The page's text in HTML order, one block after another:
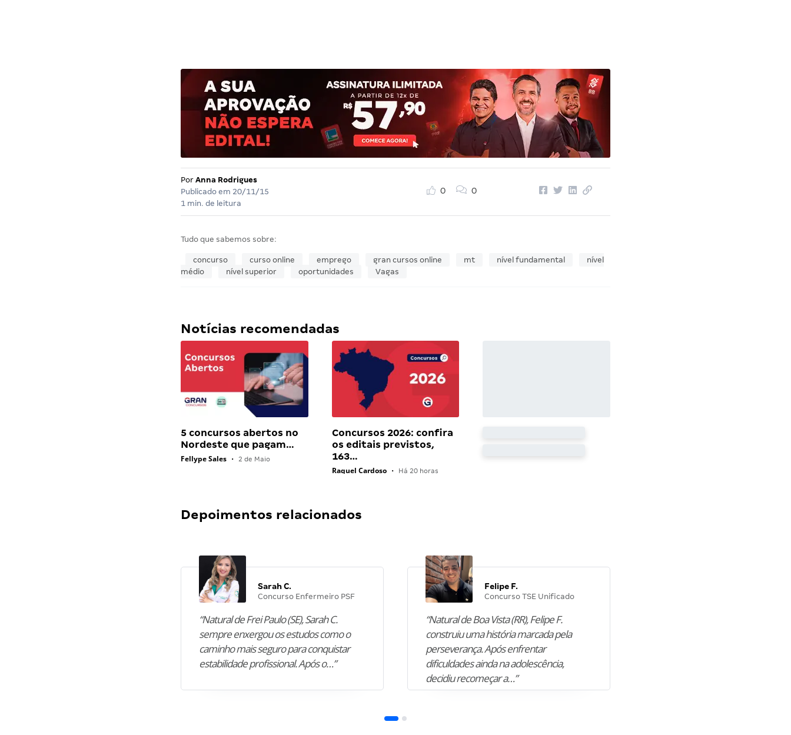
Por Anna Rodrigues
Publicado em 20/11/15
1 min. de leitura
0 0
Tudo que sabemos sobre:
concurso curso online emprego gran cursos online mt nível fundamental
nível
médio
nível superior oportunidades Vagas
Notícias recomendadas
5 concursos abertos no
Nordeste que pagam…
Fellype Sales • 2 de Maio
Concursos 2026: confira
os editais previstos,
163…
Raquel Cardoso • Há 20 horas
Depoimentos relacionados
Sarah C.
Concurso Enfermeiro PSF
“Natural de Frei Paulo (SE), Sarah C.
sempre enxergou os estudos como o
caminho mais seguro para conquistar
estabilidade profissional. Após o…”
Felipe F.
Concurso TSE Unificado
“Natural de Boa Vista (RR), Felipe F.
construiu uma história marcada pela
perseverança. Após enfrentar
dificuldades ainda na adolescência,
decidiu recomeçar a…”